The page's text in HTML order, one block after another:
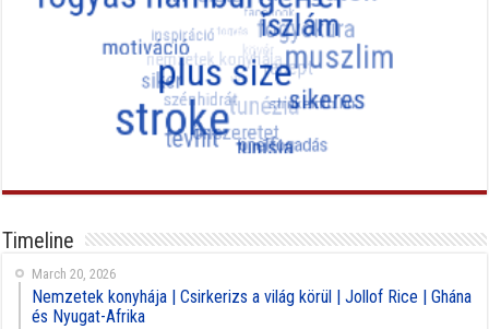
Timeline
March 20, 2026
Nemzetek konyhája | Csirkerizs a világ körül | Jollof Rice | Ghána
és Nyugat-Afrika